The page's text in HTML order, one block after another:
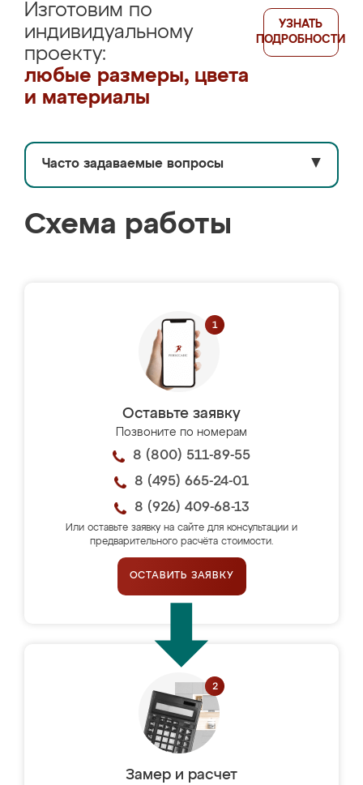
Изготовим по
индивидуальному
проекту:
любые размеры, цвета
и материалы
УЗНАТЬ
ПОДРОБНОСТИ
Часто задаваемые вопросы ▼
Схема работы
Оставьте заявку
Позвоните по номерам
8 (800) 511-89-55
8 (495) 665-24-01
8 (926) 409-68-13
Или оставьте заявку на сайте для консультации и
предварительного расчёта стоимости.
ОСТАВИТЬ ЗАЯВКУ
Замер и расчет